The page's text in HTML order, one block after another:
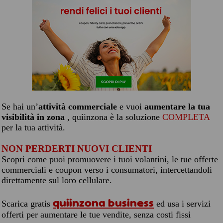
Se hai un’attività commerciale e vuoi aumentare la tua
visibilità in zona , quiinzona è la soluzione COMPLETA
per la tua attività.
NON PERDERTI NUOVI CLIENTI
Scopri come puoi promuovere i tuoi volantini, le tue offerte
commerciali e coupon verso i consumatori, intercettandoli
direttamente sul loro cellulare.
Scarica gratis quiinzona business ed usa i servizi
offerti per aumentare le tue vendite, senza costi fissi